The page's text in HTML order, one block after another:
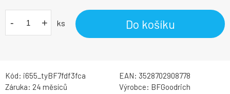
- + ks Do košíku
Kód: i655_tyBF7fdf3fca EAN: 3528702908778
Záruka: 24 měsíců Výrobce: BFGoodrich